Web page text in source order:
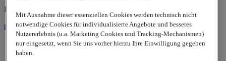
Lapp Insulator is not affiliated with the Lapp Group
to top
Mit Ausnahme dieser essenziellen Cookies werden technisch nicht
notwendige Cookies für individualisierte Angebote und besseres
Nutzererlebnis (u.a. Marketing Cookies und Tracking-Mechanismen)
nur eingesetzt, wenn Sie uns vorher hierzu Ihre Einwilligung gegeben
haben.